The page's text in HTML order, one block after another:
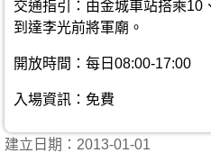
交通指引：由金城車站搭乘10
到達李光前將軍廟。
開放時間：每日08:00-17:00
入場資訊：免費
建立日期：2013-01-01